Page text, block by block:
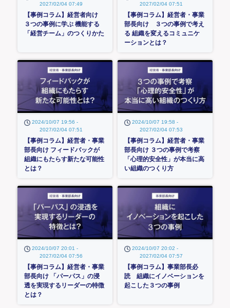
2027/02/04 07:49
【事例コラム】経営者向け
３つの事例に学ぶ 機能する
「経営チーム」のつくりかた
2027/02/04 07:51
【事例コラム】経営者・事業
部長向け ３つの事例で考え
る 組織を変えるコミュニケ
ーションとは？
2024/10/07 19:56 -
2027/02/04 07:51
【事例コラム】経営者・事業
部長向け フィードバックが
組織にもたらす新たな可能性
とは？
2024/10/07 19:58 -
2027/02/04 07:53
【事例コラム】経営者・事業
部長向け ３つの事例で考察
「心理的安全性」が本当に高
い組織のつくり方
2024/10/07 20:01 -
2027/02/04 07:56
【事例コラム】経営者・事業
部長向け 「パーパス」の浸
透を実現するリーダーの特徴
とは？
2024/10/07 20:02 -
2027/02/04 07:57
【事例コラム】事業部長必
読 組織にイノベーションを
起こした３つの事例